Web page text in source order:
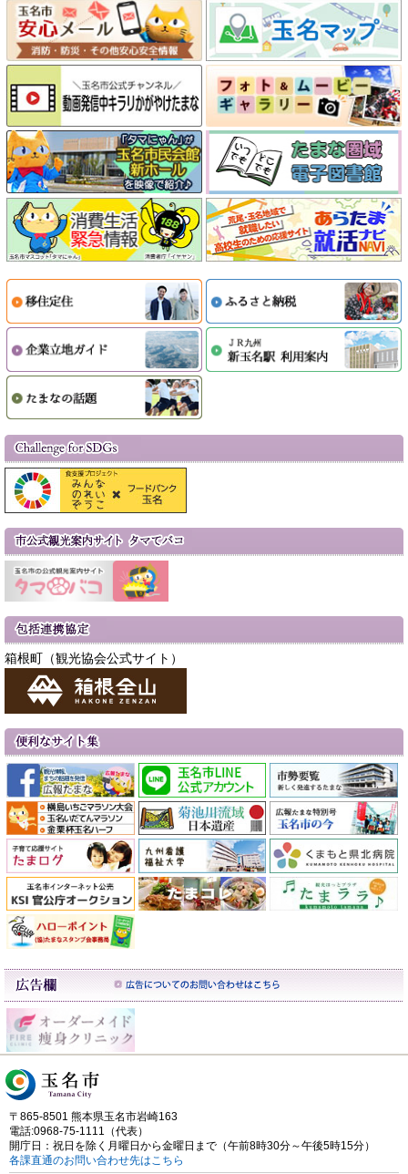
箱根町（観光協会公式サイト）
〒865-8501 熊本県玉名市岩崎163
電話:0968-75-1111（代表）
開庁日：祝日を除く月曜日から金曜日まで（午前8時30分～午後5時15分）
各課直通のお問い合わせ先はこちら